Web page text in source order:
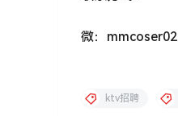
微：mmcoser02
ktv招聘